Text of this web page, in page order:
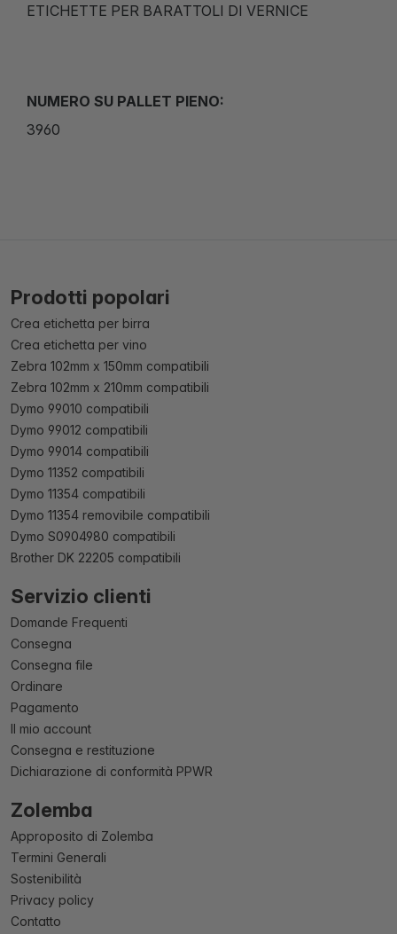
ETICHETTE PER BARATTOLI DI VERNICE
NUMERO SU PALLET PIENO:
3960
Prodotti popolari
Crea etichetta per birra
Crea etichetta per vino
Zebra 102mm x 150mm compatibili
Zebra 102mm x 210mm compatibili
Dymo 99010 compatibili
Dymo 99012 compatibili
Dymo 99014 compatibili
Dymo 11352 compatibili
Dymo 11354 compatibili
Dymo 11354 removibile compatibili
Dymo S0904980 compatibili
Brother DK 22205 compatibili
Servizio clienti
Domande Frequenti
Consegna
Consegna file
Ordinare
Pagamento
Il mio account
Consegna e restituzione
Dichiarazione di conformità PPWR
Zolemba
Approposito di Zolemba
Termini Generali
Sostenibilità
Privacy policy
Contatto